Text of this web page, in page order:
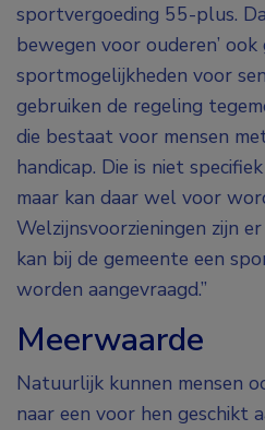
sportvergoeding 55-plus.
bewegen voor ouderen’
sportmogelijkheden voor
gebruiken de regeling
die bestaat voor mensen
handicap. Die is niet
maar kan daar wel voor
Welzijnsvoorzieningen zijn
kan bij de gemeente een
worden aangevraagd.”
Meerwaarde
Natuurlijk kunnen mensen
naar een voor hen geschikt